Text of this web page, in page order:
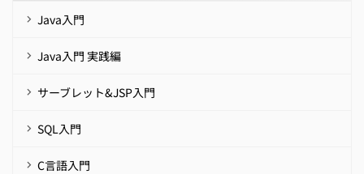
Java入門
Java入門 実践編
サーブレット&JSP入門
SQL入門
C言語入門